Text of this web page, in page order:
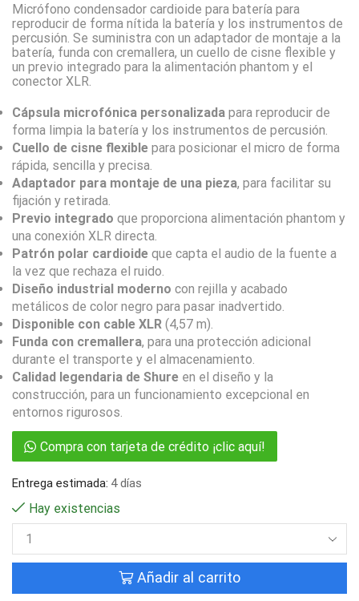
Micrófono condensador cardioide para batería para
reproducir de forma nítida la batería y los instrumentos de
percusión. Se suministra con un adaptador de montaje a la
batería, funda con cremallera, un cuello de cisne flexible y
un previo integrado para la alimentación phantom y el
conector XLR.
Cápsula microfónica personalizada para reproducir de
forma limpia la batería y los instrumentos de percusión.
Cuello de cisne flexible para posicionar el micro de forma
rápida, sencilla y precisa.
Adaptador para montaje de una pieza, para facilitar su
fijación y retirada.
Previo integrado que proporciona alimentación phantom y
una conexión XLR directa.
Patrón polar cardioide que capta el audio de la fuente a
la vez que rechaza el ruido.
Diseño industrial moderno con rejilla y acabado
metálicos de color negro para pasar inadvertido.
Disponible con cable XLR (4,57 m).
Funda con cremallera, para una protección adicional
durante el transporte y el almacenamiento.
Calidad legendaria de Shure en el diseño y la
construcción, para un funcionamiento excepcional en
entornos rigurosos.
Compra con tarjeta de crédito ¡clic aquí!
Entrega estimada: 4 días
Hay existencias
Añadir al carrito